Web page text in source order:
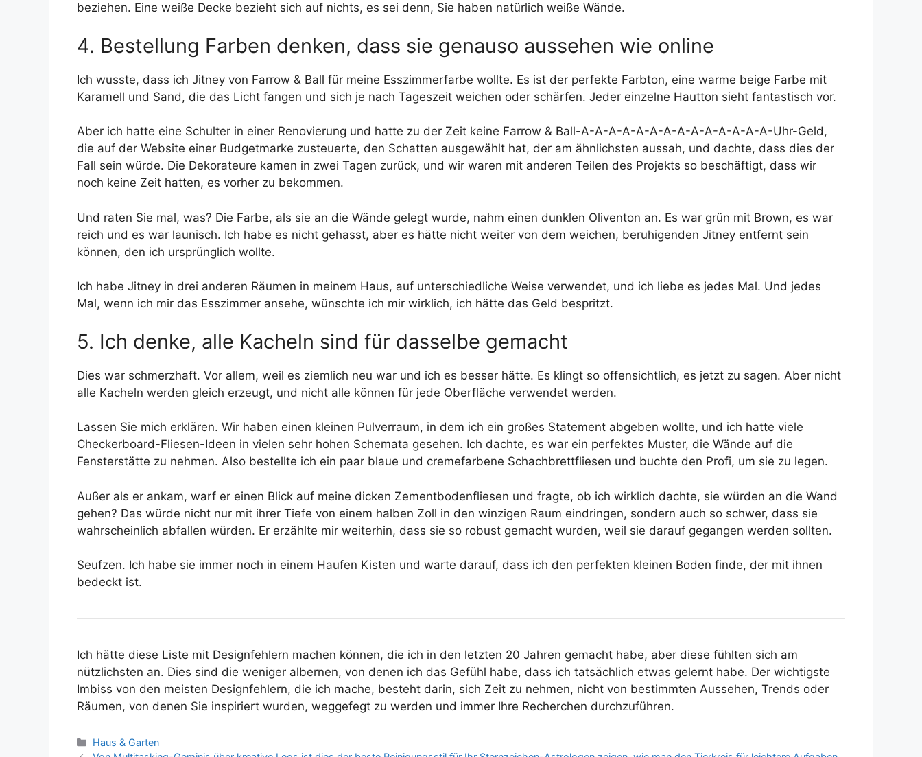
beziehen. Eine weiße Decke bezieht sich auf nichts, es sei denn, Sie haben natürlich weiße Wände.
4. Bestellung Farben denken, dass sie genauso aussehen wie online
Ich wusste, dass ich Jitney von Farrow & Ball für meine Esszimmerfarbe wollte. Es ist der perfekte Farbton, eine warme beige Farbe mit
Karamell und Sand, die das Licht fangen und sich je nach Tageszeit weichen oder schärfen. Jeder einzelne Hautton sieht fantastisch vor.
Aber ich hatte eine Schulter in einer Renovierung und hatte zu der Zeit keine Farrow & Ball-A-A-A-A-A-A-A-A-A-A-A-A-A-A-Uhr-Geld,
die auf der Website einer Budgetmarke zusteuerte, den Schatten ausgewählt hat, der am ähnlichsten aussah, und dachte, dass dies der
Fall sein würde. Die Dekorateure kamen in zwei Tagen zurück, und wir waren mit anderen Teilen des Projekts so beschäftigt, dass wir
noch keine Zeit hatten, es vorher zu bekommen.
Und raten Sie mal, was? Die Farbe, als sie an die Wände gelegt wurde, nahm einen dunklen Oliventon an. Es war grün mit Brown, es war
reich und es war launisch. Ich habe es nicht gehasst, aber es hätte nicht weiter von dem weichen, beruhigenden Jitney entfernt sein
können, den ich ursprünglich wollte.
Ich habe Jitney in drei anderen Räumen in meinem Haus, auf unterschiedliche Weise verwendet, und ich liebe es jedes Mal. Und jedes
Mal, wenn ich mir das Esszimmer ansehe, wünschte ich mir wirklich, ich hätte das Geld bespritzt.
5. Ich denke, alle Kacheln sind für dasselbe gemacht
Dies war schmerzhaft. Vor allem, weil es ziemlich neu war und ich es besser hätte. Es klingt so offensichtlich, es jetzt zu sagen. Aber nicht
alle Kacheln werden gleich erzeugt, und nicht alle können für jede Oberfläche verwendet werden.
Lassen Sie mich erklären. Wir haben einen kleinen Pulverraum, in dem ich ein großes Statement abgeben wollte, und ich hatte viele
Checkerboard-Fliesen-Ideen in vielen sehr hohen Schemata gesehen. Ich dachte, es war ein perfektes Muster, die Wände auf die
Fensterstätte zu nehmen. Also bestellte ich ein paar blaue und cremefarbene Schachbrettfliesen und buchte den Profi, um sie zu legen.
Außer als er ankam, warf er einen Blick auf meine dicken Zementbodenfliesen und fragte, ob ich wirklich dachte, sie würden an die Wand
gehen? Das würde nicht nur mit ihrer Tiefe von einem halben Zoll in den winzigen Raum eindringen, sondern auch so schwer, dass sie
wahrscheinlich abfallen würden. Er erzählte mir weiterhin, dass sie so robust gemacht wurden, weil sie darauf gegangen werden sollten.
Seufzen. Ich habe sie immer noch in einem Haufen Kisten und warte darauf, dass ich den perfekten kleinen Boden finde, der mit ihnen
bedeckt ist.
Ich hätte diese Liste mit Designfehlern machen können, die ich in den letzten 20 Jahren gemacht habe, aber diese fühlten sich am
nützlichsten an. Dies sind die weniger albernen, von denen ich das Gefühl habe, dass ich tatsächlich etwas gelernt habe. Der wichtigste
Imbiss von den meisten Designfehlern, die ich mache, besteht darin, sich Zeit zu nehmen, nicht von bestimmten Aussehen, Trends oder
Räumen, von denen Sie inspiriert wurden, weggefegt zu werden und immer Ihre Recherchen durchzuführen.
Kategorien
Haus & Garten